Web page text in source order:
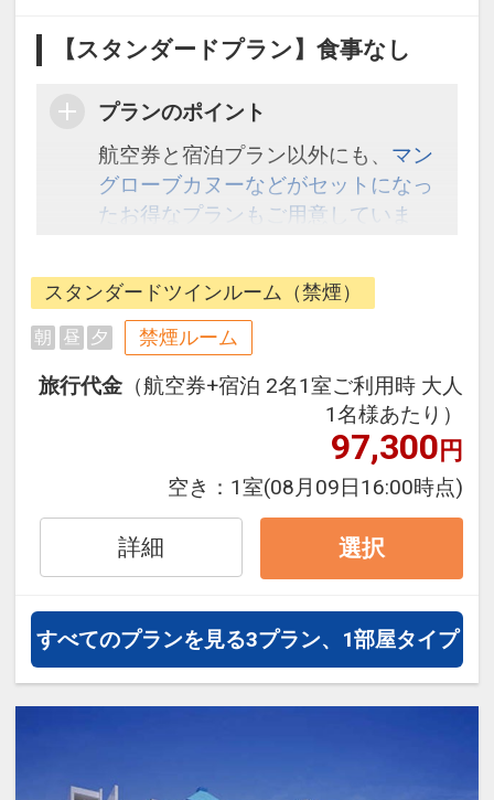
【スタンダードプラン】食事なし
プランのポイント
航空券と宿泊プラン以外にも、 マン
グローブカヌーなどがセットになっ
たお得なプランもご用意していま
スタンダードツインルーム（禁煙）
朝 昼 夕 禁煙ルーム
旅行代金 （航空券+宿泊 2名1室ご利用時 大人
1名様あたり）
97,300円
空き： 1室(08月09日16:00時点)
詳細 選択
すべてのプランを見る3プラン、1部屋タイプ